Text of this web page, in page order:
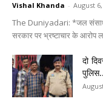
Vishal Khanda - August
The Duniyadari: *जल संसाधन
सरकार पर भ्रष्टाचार के आरोप
दो